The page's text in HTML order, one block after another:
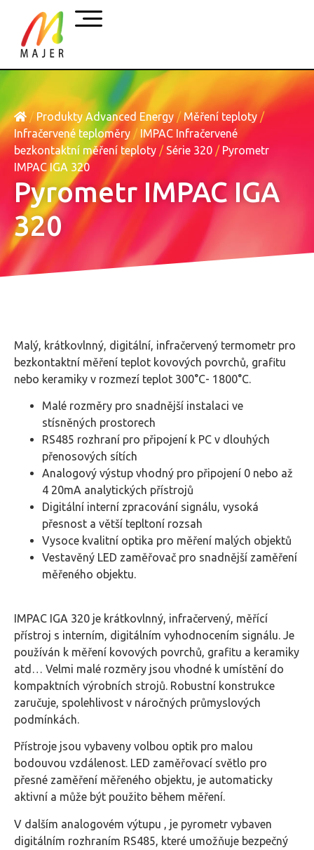
/ Produkty Advanced Energy / Měření teploty /
Infračervené teploměry / IMPAC Infračervené
bezkontaktní měření teploty / Série 320 / Pyrometr
IMPAC IGA 320
Pyrometr IMPAC IGA
320
Malý, krátkovlnný, digitální, infračervený termometr pro
bezkontaktní měření teplot kovových povrchů, grafitu
nebo keramiky v rozmezí teplot 300°C- 1800°C.
Malé rozměry pro snadnější instalaci ve
stísněných prostorech
RS485 rozhraní pro připojení k PC v dlouhých
přenosových sítích
Analogový výstup vhodný pro připojení 0 nebo až
4 20mA analytických přístrojů
Digitální interní zpracování signálu, vysoká
přesnost a větší tepltoní rozsah
Vysoce kvalitní optika pro měření malých objektů
Vestavěný LED zaměřovač pro snadnější zaměření
měřeného objektu.
IMPAC IGA 320 je krátkovlnný, infračervený, měřící
přístroj s interním, digitálním vyhodnocením signálu. Je
používán k měření kovových povrchů, grafitu a keramiky
atd… Velmi malé rozměry jsou vhodné k umístění do
kompaktních výrobních strojů. Robustní konstrukce
zaručuje, spolehlivost v náročných průmyslových
podmínkách.
Přístroje jsou vybaveny volbou optik pro malou
bodouvou vzdálenost. LED zaměřovací světlo pro
přesné zaměření měřeného objektu, je automaticky
aktivní a může být použito během měření.
V dalším analogovém výtupu , je pyrometr vybaven
digitálním rozhraním RS485, které umožňuje bezpečný